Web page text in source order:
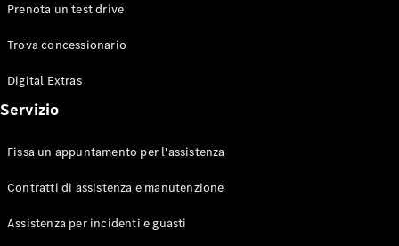
Toute le
Station-
wagon
CLA
Shooting
Classe C
wagon
Prenota un test drive
Trova concessionario
Digital Extras
Servizio
Fissa un appuntamento per l'assistenza
Contratti di assistenza e manutenzione
Assistenza per incidenti e guasti